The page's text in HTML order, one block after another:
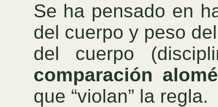
Se ha pensado en
del cuerpo y peso
del cuerpo
comparación
que “violan” la regla.